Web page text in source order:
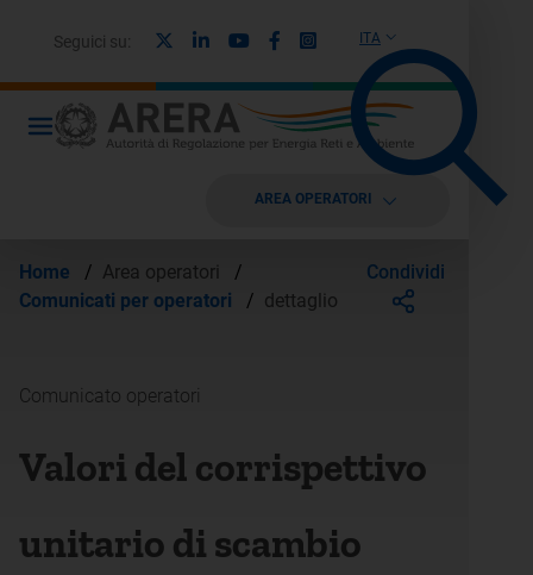
ITA
Seguici su: LinkedinYoutubeFacebook
Instagram
AREA OPERATORI
Home / Area operatori
/
Comunicati per operatori
/ dettaglio
Condividi
Comunicato operatori
Valori del corrispettivo
unitario di scambio